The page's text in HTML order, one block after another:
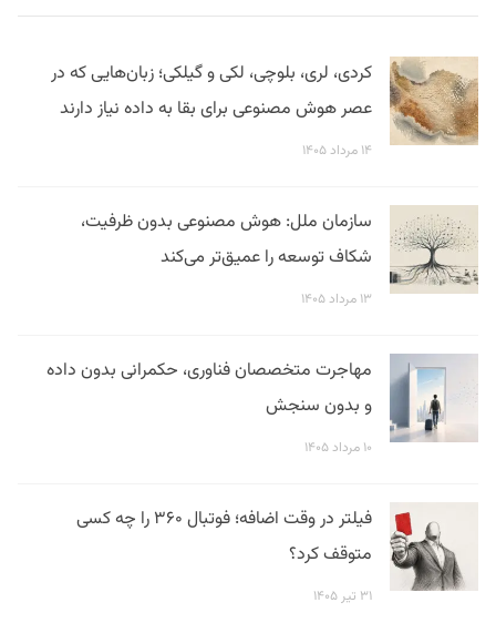
کردی، لری، بلوچی، لکی و گیلکی؛ زبان‌هایی که در
عصر هوش مصنوعی برای بقا به داده نیاز دارند
۱۴ مرداد ۱۴۰۵
سازمان ملل: هوش مصنوعی بدون ظرفیت،
شکاف توسعه را عمیق‌تر می‌کند
۱۳ مرداد ۱۴۰۵
مهاجرت متخصصان فناوری، حکمرانی بدون داده
و بدون سنجش
۱۰ مرداد ۱۴۰۵
فیلتر در وقت اضافه؛ فوتبال ۳۶۰ را چه کسی
متوقف کرد؟
۳۱ تیر ۱۴۰۵